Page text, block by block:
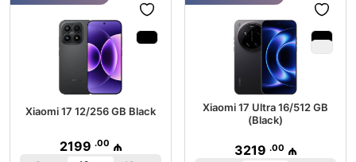
Xiaomi 17 12/256 GB Black
2199 .00 ₼
Xiaomi 17 Ultra 16/512 GB
(Black)
3219 .00 ₼